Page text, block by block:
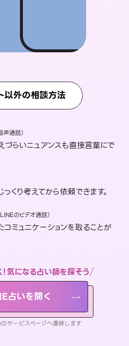
以外の相談方法
声通話）
づらいニュアンスも直接言葉にで
くり考えてから依頼できます。
LINEのビデオ通話）
ミュニケーションを取ることが
気になる占い師を探そう
占いを開く
サービスページへ遷移します